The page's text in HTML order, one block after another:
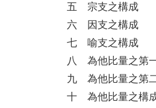
五 宗支之構成
六 因支之構成
七 喻支之構成
八 為他比量之第一
九 為他比量之第二
十 為他比量之構